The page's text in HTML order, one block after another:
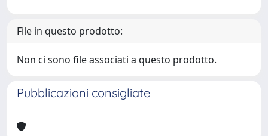
File in questo prodotto:
Non ci sono file associati a questo prodotto.
Pubblicazioni consigliate